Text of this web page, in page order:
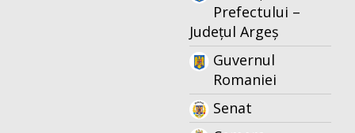
Prefectului –
Județul Argeș
Guvernul
Romaniei
Senat